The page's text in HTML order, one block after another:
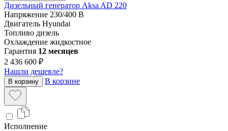
Дизельный генератор Aksa AD 220
Напряжение 230/400 В
Двигатель Hyundai
Топливо дизель
Охлаждение жидкостное
Гарантия 12 месяцев
2 436 600 ₽
Нашли дешевле?
В корзину В корзине
Исполнение